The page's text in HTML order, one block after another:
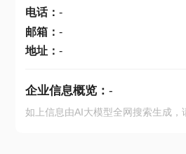
电话： -
邮箱： -
地址： -
企业信息概览： -
如上信息由AI大模型全网搜索生成，